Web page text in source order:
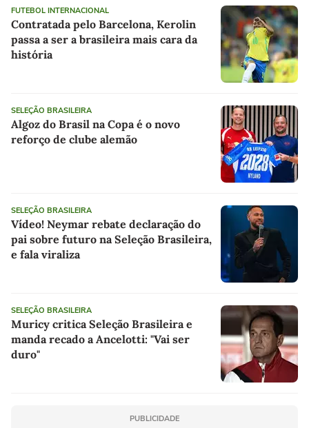
FUTEBOL INTERNACIONAL
Contratada pelo Barcelona, Kerolin
passa a ser a brasileira mais cara da
história
SELEÇÃO BRASILEIRA
Algoz do Brasil na Copa é o novo
reforço de clube alemão
SELEÇÃO BRASILEIRA
Vídeo! Neymar rebate declaração do
pai sobre futuro na Seleção Brasileira,
e fala viraliza
SELEÇÃO BRASILEIRA
Muricy critica Seleção Brasileira e
manda recado a Ancelotti: "Vai ser
duro"
PUBLICIDADE